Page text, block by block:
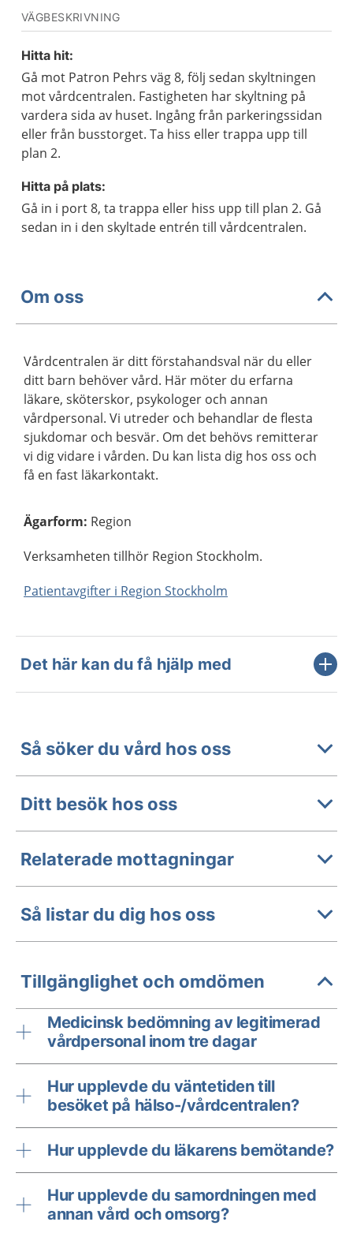
VÄGBESKRIVNING
Hitta hit:
Gå mot Patron Pehrs väg 8, följ sedan skyltningen
mot vårdcentralen. Fastigheten har skyltning på
vardera sida av huset. Ingång från parkeringssidan
eller från busstorget. Ta hiss eller trappa upp till
plan 2.
Hitta på plats:
Gå in i port 8, ta trappa eller hiss upp till plan 2. Gå
sedan in i den skyltade entrén till vårdcentralen.
Om oss
Vårdcentralen är ditt förstahandsval när du eller
ditt barn behöver vård. Här möter du erfarna
läkare, sköterskor, psykologer och annan
vårdpersonal. Vi utreder och behandlar de flesta
sjukdomar och besvär. Om det behövs remitterar
vi dig vidare i vården. Du kan lista dig hos oss och
få en fast läkarkontakt.
Ägarform: Region
Verksamheten tillhör Region Stockholm.
Patientavgifter i Region Stockholm
Det här kan du få hjälp med
Så söker du vård hos oss
Ditt besök hos oss
Relaterade mottagningar
Så listar du dig hos oss
Tillgänglighet och omdömen
Medicinsk bedömning av legitimerad
vårdpersonal inom tre dagar
Hur upplevde du väntetiden till
besöket på hälso-/vårdcentralen?
Hur upplevde du läkarens bemötande?
Hur upplevde du samordningen med
annan vård och omsorg?